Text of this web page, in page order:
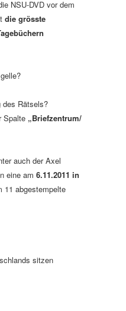
NSU-DVD vor dem
die grösste
des Rätsels?
Spalte „Briefzentrum/
auch der Axel
eine am 6.11.2011 in
11 abgestempelte
sitzen